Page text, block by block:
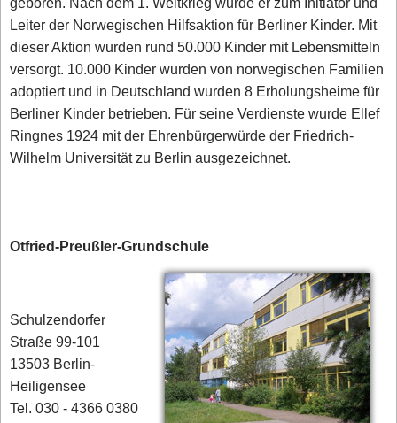
Leiter der Norwegischen Hilfsaktion für Berliner Kinder. Mit
dieser Aktion wurden rund 50.000 Kinder mit Lebensmitteln
versorgt. 10.000 Kinder wurden von norwegischen Familien
adoptiert und in Deutschland wurden 8 Erholungsheime für
Berliner Kinder betrieben. Für seine Verdienste wurde Ellef
Ringnes 1924 mit der Ehrenbürgerwürde der Friedrich-
Wilhelm Universität zu Berlin ausgezeichnet.
Otfried-Preußler-Grundschule
Schulzendorfer
Straße 99-101
13503 Berlin-
Heiligensee
Tel. 030 - 4366 0380